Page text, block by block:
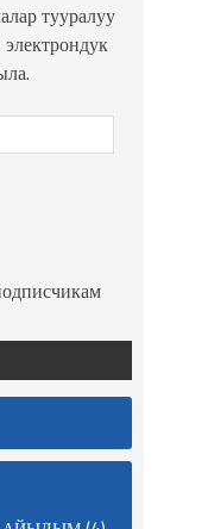
тууралуу